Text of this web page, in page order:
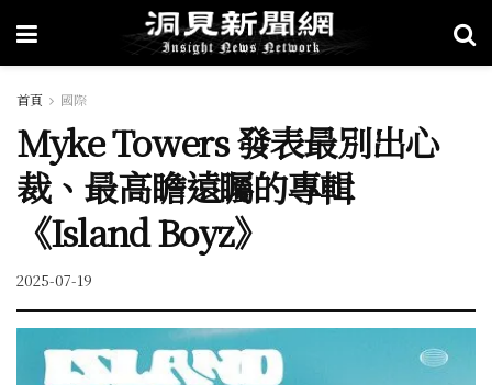
首頁 國際
Myke Towers 發表最別出心
裁、最高瞻遠矚的專輯
《Island Boyz》
2025-07-19